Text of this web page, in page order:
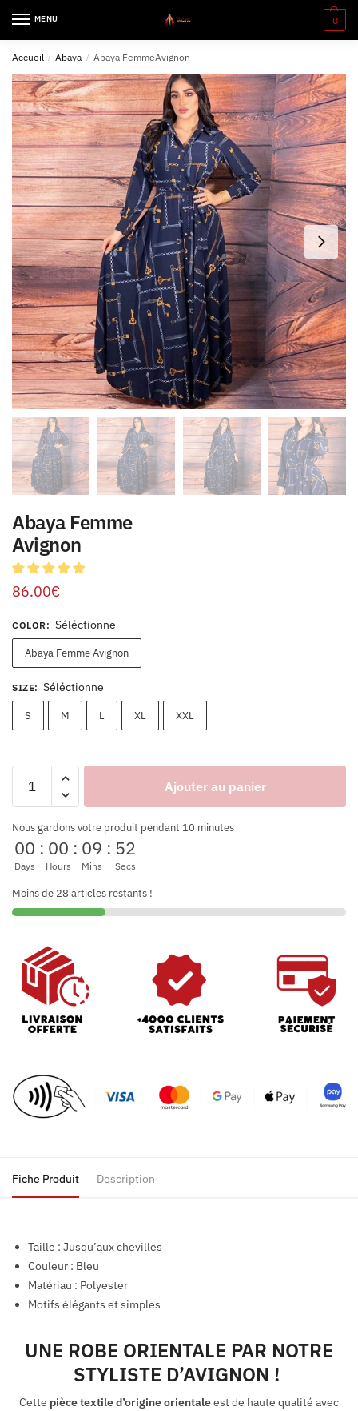
MENU 0
Accueil / Abaya / Abaya FemmeAvignon
Abaya Femme
Avignon
86.00€
COLOR: Séléctionne
Abaya Femme Avignon
SIZE: Séléctionne
S M L XL XXL
Ajouter au panier
Nous gardons votre produit pendant 10 minutes
00
Days
: 00
Hours
: 09
Mins
: 52
Secs
Moins de 28 articles restants !
Fiche Produit Description
Taille : Jusqu’aux chevilles
Couleur : Bleu
Matériau : Polyester
Motifs élégants et simples
UNE ROBE ORIENTALE PAR NOTRE
STYLISTE D’AVIGNON !
Cette pièce textile d’origine orientaleest de haute qualité avec